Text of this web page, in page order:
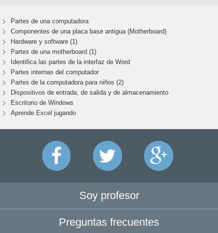
Partes de una computadora
Componentes de una placa base antigua (Motherboard)
Hardware y software (1)
Partes de una motherboard (1)
Identifica las partes de la interfaz de Word
Partes internas del computador
Partes de la computadora para niños (2)
Dispositivos de entrada, de salida y de almacenamiento
Escritorio de Windows
Aprende Excel jugando
Soy profesor
Preguntas frecuentes